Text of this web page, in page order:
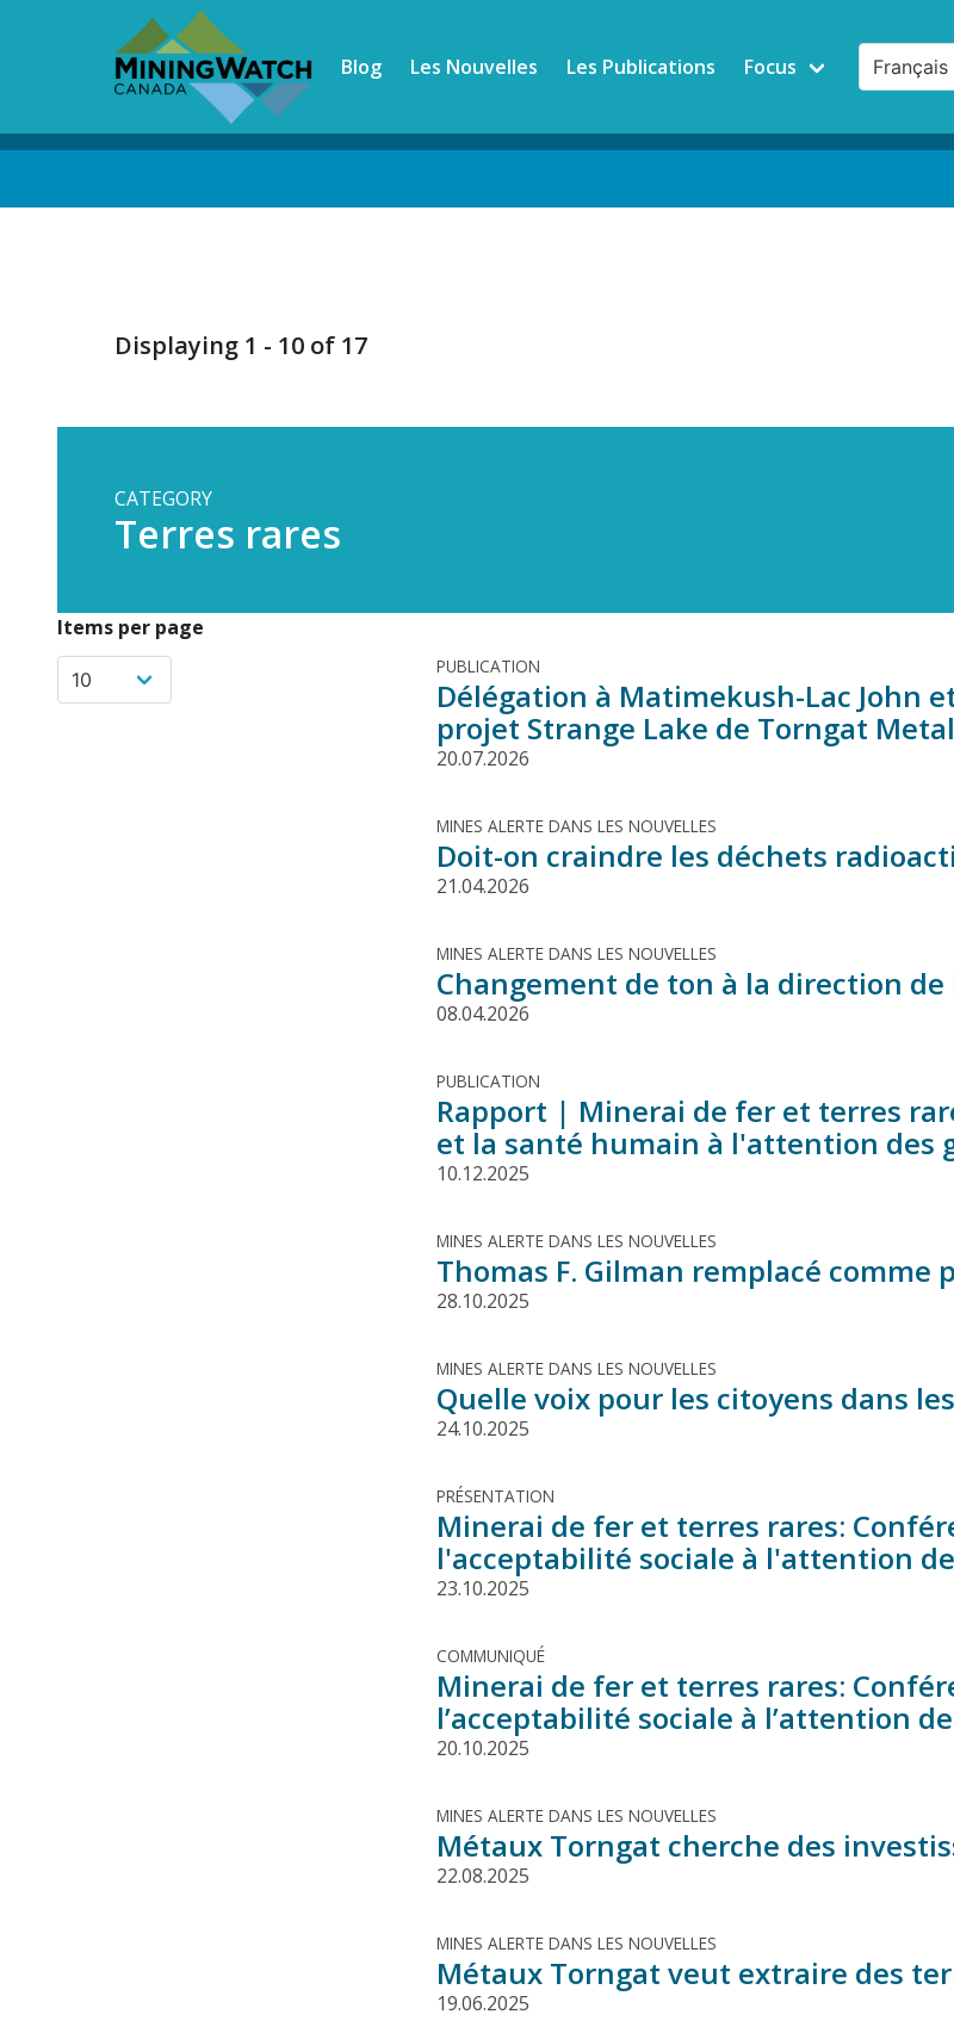
Blog Les Nouvelles Les Publications Focus
Displaying 1 - 10 of 17
CATEGORY
Terres rares
Items per page
PUBLICATION
Délégation à Matimekush-Lac John
projet Strange Lake de Torngat
20.07.2026
MINES ALERTE DANS LES NOUVELLES
Doit-on craindre les déchets
21.04.2026
MINES ALERTE DANS LES NOUVELLES
Changement de ton à la direction
08.04.2026
PUBLICATION
Rapport | Minerai de fer et terres
et la santé humain à l'attention des
10.12.2025
MINES ALERTE DANS LES NOUVELLES
Thomas F. Gilman remplacé
28.10.2025
MINES ALERTE DANS LES NOUVELLES
Quelle voix pour les citoyens dans
24.10.2025
PRÉSENTATION
Minerai de fer et terres rares:
l'acceptabilité sociale à l'attention
23.10.2025
COMMUNIQUÉ
Minerai de fer et terres rares:
l’acceptabilité sociale à l’attention
20.10.2025
MINES ALERTE DANS LES NOUVELLES
Métaux Torngat cherche des
22.08.2025
MINES ALERTE DANS LES NOUVELLES
Métaux Torngat veut extraire des
19.06.2025